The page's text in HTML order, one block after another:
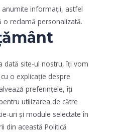
anumite informații, astfel
reclamă personalizată.
dată site-ul nostru, îți vom
o explicație despre
preferințele, îți
utilizarea de către
uri și module selectate în
din această Politică